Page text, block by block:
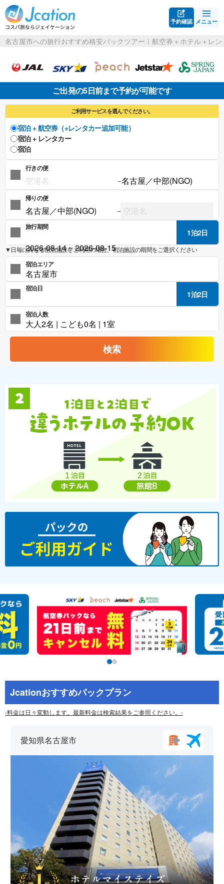
予約確認 メニュー
名古屋市への旅行おすすめ格安パックツアー｜航空券＋ホテル＋レ
ご出発の5日前まで予約が可能です
ご利用サービスを選んでください。
宿泊 + 航空券（+レンタカー追加可能）
宿泊 + レンタカー
宿泊
行きの便
−
帰りの便
−
旅行期間
1泊2日
▼日毎に異なる宿泊施設をご利用の場合、初泊施設の期間をご選択ください
宿泊エリア
宿泊日
1泊2日
宿泊人数
検索
Jcationおすすめパックプラン
-料金は日々変動します。最新料金は検索結果をご参照ください。-
愛知県名古屋市